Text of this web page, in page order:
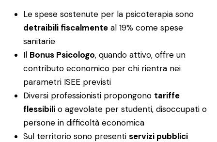
Le spese sostenute per la psicoterapia sono
detraibili fiscalmente al 19% come spese
sanitarie
Il Bonus Psicologo, quando attivo, offre un
contributo economico per chi rientra nei
parametri ISEE previsti
Diversi professionisti propongono tariffe
flessibili o agevolate per studenti, disoccupati o
persone in difficoltà economica
Sul territorio sono presenti servizi pubblici